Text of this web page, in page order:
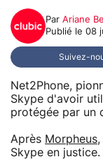
Par Ariane
Publié le 08
Suivez-
Net2Phone,
Skype d'avoir
protégée par un
Après Morpheus
Skype en justice.